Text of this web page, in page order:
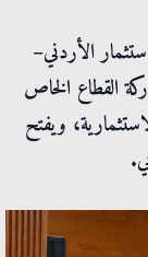
الأردني–
القطاع الخاص
ويفتح